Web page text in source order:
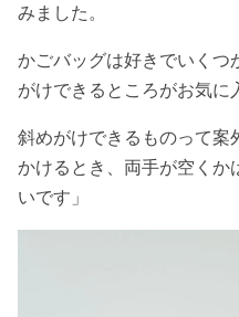
みました。
かごバッグは好きでいくつ
がけできるところがお気に
斜めがけできるものって案
かけるとき、両手が空くか
いです」